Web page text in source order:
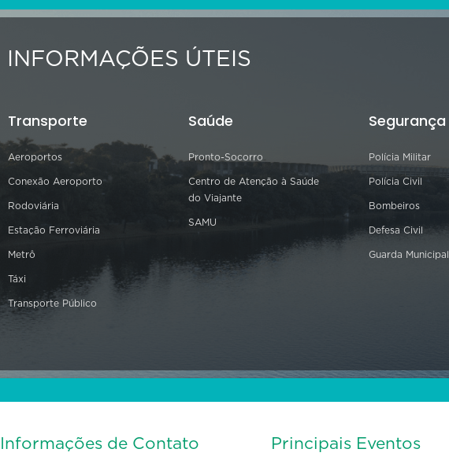
INFORMAÇÕES ÚTEIS
Transporte
Aeroportos
Conexão Aeroporto
Rodoviária
Estação Ferroviária
Metrô
Táxi
Transporte Público
Saúde
Pronto-Socorro
Centro de Atenção à Saúde
do Viajante
SAMU
Segurança
Polícia Militar
Polícia Civil
Bombeiros
Defesa Civil
Guarda Municipal
Informações de Contato Principais Eventos